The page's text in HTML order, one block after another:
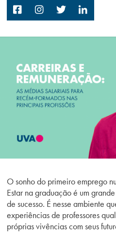
Acontece na UVA
Atendimento (21) 2574 8888
Conclua sua Matrícula
ÁREA DO ALUNO
O sonho do primeiro emprego
Estar na graduação é um
de sucesso. É nesse ambiente
experiências de professores
próprias vivências com seus